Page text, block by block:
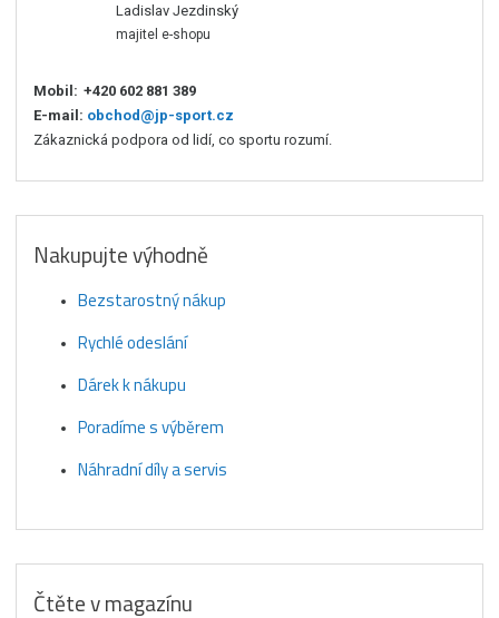
Ladislav Jezdinský
majitel e-shopu
Mobil: +420 602 881 389
E-mail: obchod@jp-sport.cz
Zákaznická podpora od lidí, co sportu rozumí.
Nakupujte výhodně
Bezstarostný nákup
Rychlé odeslání
Dárek k nákupu
Poradíme s výběrem
Náhradní díly a servis
Čtěte v magazínu